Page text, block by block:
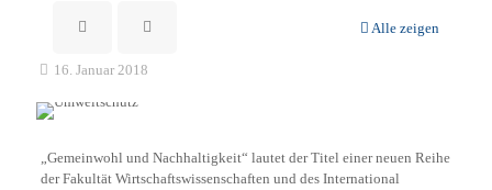
Alle zeigen
16. Januar 2018
„Gemeinwohl und Nachhaltigkeit“ lautet der Titel einer neuen Reihe
der Fakultät Wirtschaftswissenschaften und des International